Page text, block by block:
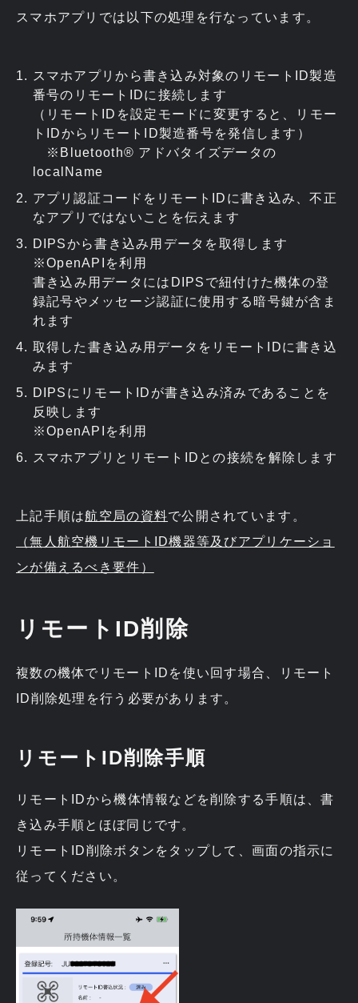
スマホアプリでは以下の処理を行なっています。
スマホアプリから書き込み対象のリモートID製造
番号のリモートIDに接続します
（リモートIDを設定モードに変更すると、リモー
トIDからリモートID製造番号を発信します）
※Bluetooth®︎ アドバタイズデータの
localName
アプリ認証コードをリモートIDに書き込み、不正
なアプリではないことを伝えます
DIPSから書き込み用データを取得します
※OpenAPIを利用
書き込み用データにはDIPSで紐付けた機体の登
録記号やメッセージ認証に使用する暗号鍵が含ま
れます
取得した書き込み用データをリモートIDに書き込
みます
DIPSにリモートIDが書き込み済みであることを
反映します
※OpenAPIを利用
スマホアプリとリモートIDとの接続を解除します
上記手順は航空局の資料で公開されています。
（無人航空機リモートID機器等及びアプリケーショ
ンが備えるべき要件）
リモートID削除
複数の機体でリモートIDを使い回す場合、リモート
ID削除処理を行う必要があります。
リモートID削除手順
リモートIDから機体情報などを削除する手順は、書
き込み手順とほぼ同じです。
リモートID削除ボタンをタップして、画面の指示に
従ってください。